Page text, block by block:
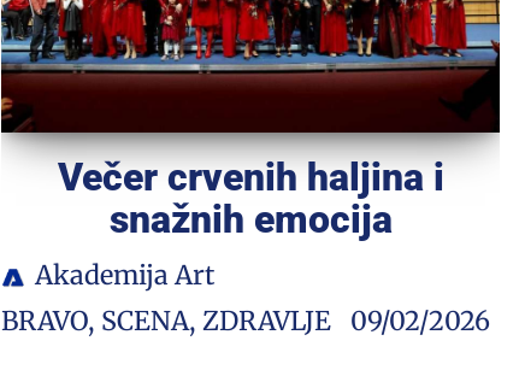
Večer crvenih haljina i
snažnih emocija
Akademija Art
BRAVO, SCENA,ZDRAVLJE 09/02/2026